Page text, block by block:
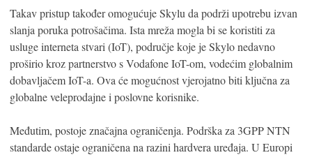
Takav pristup također omogućuje Skylu da podrži upotrebu izvan
slanja poruka potrošačima. Ista mreža mogla bi se koristiti za
usluge interneta stvari (IoT), područje koje je Skylo nedavno
proširio kroz partnerstvo s Vodafone IoT-om, vodećim globalnim
dobavljačem IoT-a. Ova će mogućnost vjerojatno biti ključna za
globalne veleprodajne i poslovne korisnike.
Međutim, postoje značajna ograničenja. Podrška za 3GPP NTN
standarde ostaje ograničena na razini hardvera uređaja. U Europi